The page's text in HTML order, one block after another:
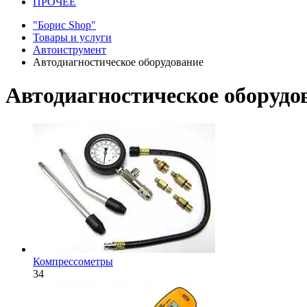
"Борис Shop"
Товары и услуги
Автоиструмент
Автодиагностическое оборудование
Автодиагностическое
Компрессометры
34